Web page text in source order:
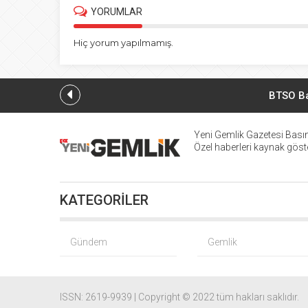
YORUMLAR
Hiç yorum yapılmamış.
BTSO
Yeni Gemlik Gazetesi
Özel haberleri kaynak
KATEGORİLER
Gündem Gemlik
ISSN: 2619-9939 | Copyright © 2022 tüm hakları saklıdır.